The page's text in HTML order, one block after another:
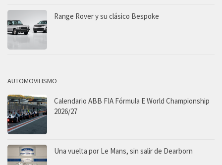
Range Rover y su clásico Bespoke
AUTOMOVILISMO
Calendario ABB FIA Fórmula E World Championship
2026/27
Una vuelta por Le Mans, sin salir de Dearborn